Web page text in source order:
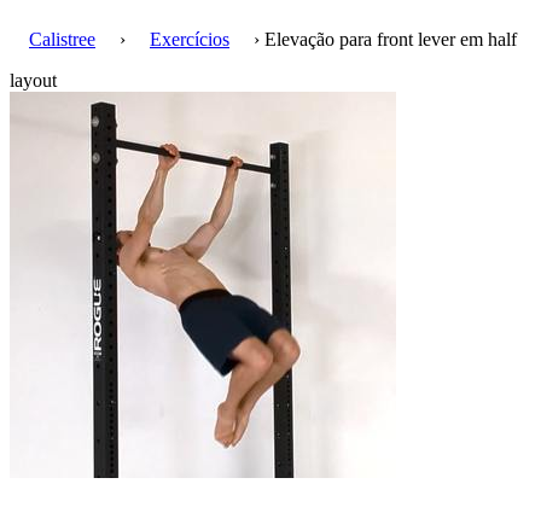
Calistree › Exercícios
› Elevação para front lever em half
layout